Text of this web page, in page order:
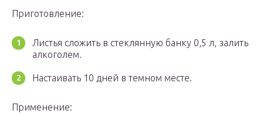
Приготовление:
Листья сложить в стеклянную банку 0,5 л, залить
алкоголем.
Настаивать 10 дней в темном месте.
Применение: